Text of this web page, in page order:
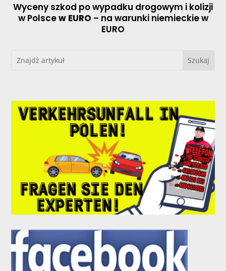
Wyceny szkod po wypadku drogowym i kolizji
w Polscew EURO – na warunki niemieckie w
EURO